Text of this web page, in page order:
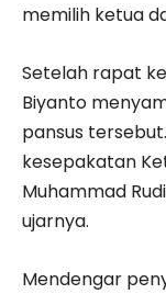
memilih ketua
Setelah rapat
Biyanto
pansus
kesepakatan
Muhammad
ujarnya.
Mendengar